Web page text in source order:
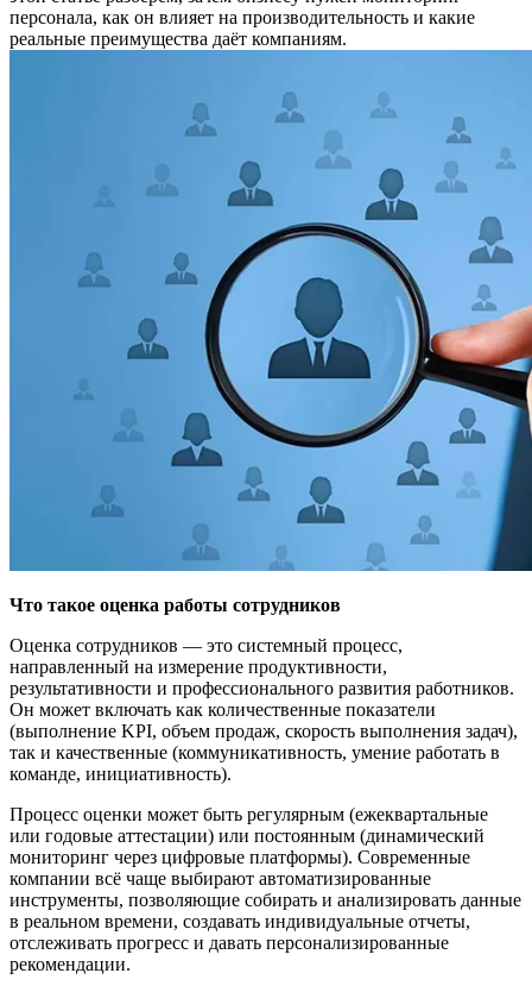
персонала, как он влияет на производительность и какие
реальные преимущества даёт компаниям.
Что такое оценка работы сотрудников
Оценка сотрудников — это системный процесс,
направленный на измерение продуктивности,
результативности и профессионального развития работников.
Он может включать как количественные показатели
(выполнение KPI, объем продаж, скорость выполнения задач),
так и качественные (коммуникативность, умение работать в
команде, инициативность).
Процесс оценки может быть регулярным (ежеквартальные
или годовые аттестации) или постоянным (динамический
мониторинг через цифровые платформы). Современные
компании всё чаще выбирают автоматизированные
инструменты, позволяющие собирать и анализировать данные
в реальном времени, создавать индивидуальные отчеты,
отслеживать прогресс и давать персонализированные
рекомендации.